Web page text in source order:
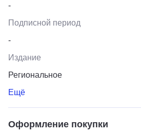
-
Подписной период
-
Издание
Региональное
Ещё
Оформление покупки